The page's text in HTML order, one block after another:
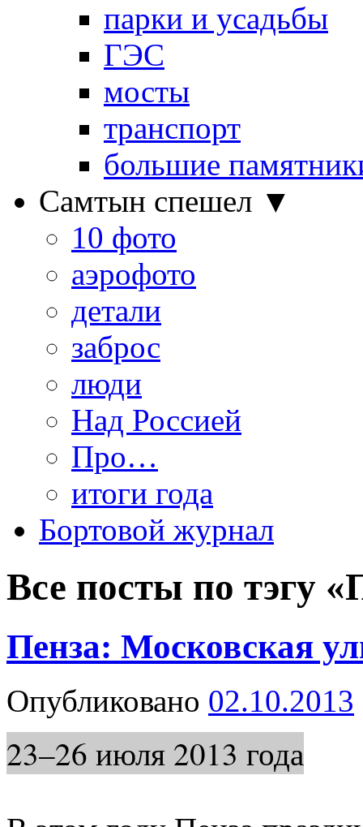
парки и усадьбы
ГЭС
мосты
транспорт
большие
Самтын спешел ▼
10 фото
аэрофото
детали
заброс
люди
Над Россией
Про…
итоги года
Бортовой журнал
Все посты по тэгу «
Пенза: Московская
Опубликовано 02.10.2013
23–26 июля 2013 года